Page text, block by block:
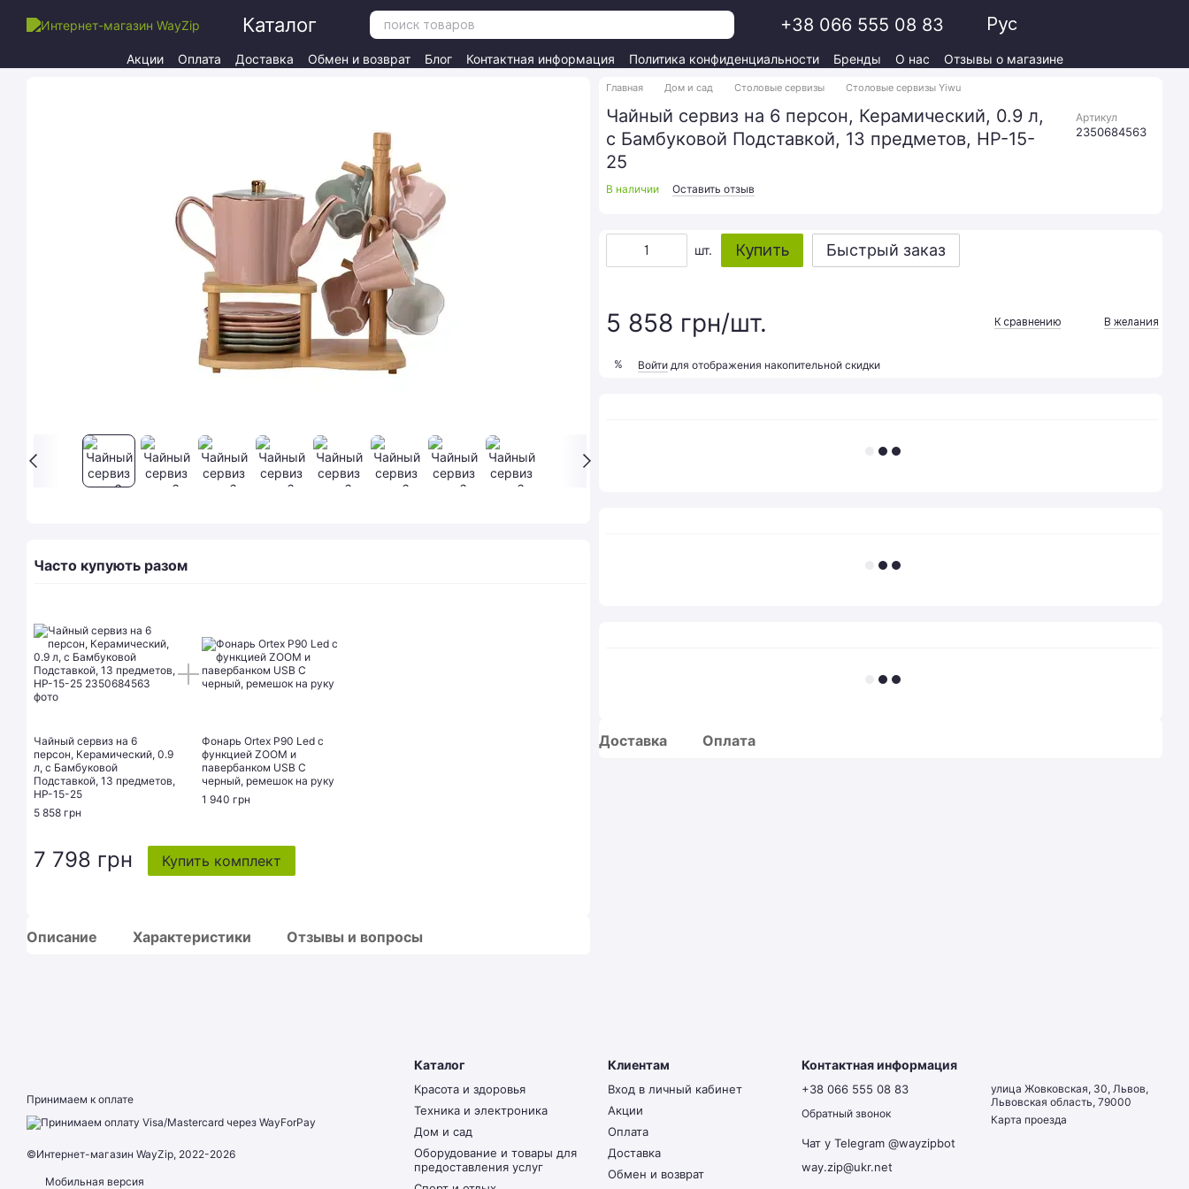
Каталог +38 066 555 08 83 Рус
Акции Оплата Доставка Обмен и возврат Блог Контактная информация Политика конфиденциальности Бренды О нас Отзывы о магазине
Часто купують разом
Чайный сервиз на 6
персон, Керамический, 0.9
л, с Бамбуковой
Подставкой, 13 предметов,
HP-15-25
5 858 грн
Фонарь Orteх P90 Led с
функцией ZOOM и
павербанком USB C
черный, ремешок на руку
1 940 грн
7 798 грн Купить комплект
Описание Характеристики Отзывы и вопросы
Главная Дом и сад Столовые сервизы Столовые сервизы Yiwu
Чайный сервиз на 6 персон, Керамический, 0.9 л,
с Бамбуковой Подставкой, 13 предметов, HP-15-
25
Артикул
2350684563
В наличии Оставить отзыв
шт. Купить Быстрый заказ
5 858 грн/шт. К сравнению В желания
% Войти для отображения накопительной скидки
Доставка Оплата
Принимаем к оплате
©Интернет-магазин WayZip, 2022-2026
Мобильная версия
Каталог
Красота и здоровья
Техника и электроника
Дом и сад
Оборудование и товары для
предоставления услуг
Клиентам
Вход в личный кабинет
Акции
Оплата
Доставка
Обмен и возврат
Контактная информация
+38 066 555 08 83
Обратный звонок
Чат у Telegram @wayzipbot
way.zip@ukr.net
улица Жовковская, 30, Львов,
Львовская область, 79000
Карта проезда